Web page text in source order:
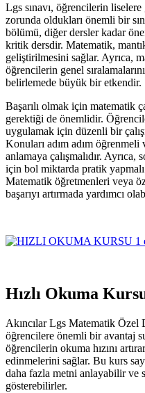
Lgs sınavı, öğrencilerin
zorunda oldukları önemli bir
bölümü, diğer dersler kadar
kritik dersdir. Matematik,
geliştirilmesini sağlar. Ayrıca,
öğrencilerin genel
belirlemede büyük bir etkendir.
Başarılı olmak için matematik
gerektiği de önemlidir.
uygulamak için düzenli bir
Konuları adım adım
anlamaya çalışmalıdır.
için bol miktarda pratik
Matematik öğretmenleri veya
başarıyı artırmada yardımcı
Hızlı Okuma
Akıncılar Lgs Matematik Özel
öğrencilere önemli bir avantaj
öğrencilerin okuma hızını
edinmelerini sağlar. Bu kurs
daha fazla metni anlayabilir ve
gösterebilirler.